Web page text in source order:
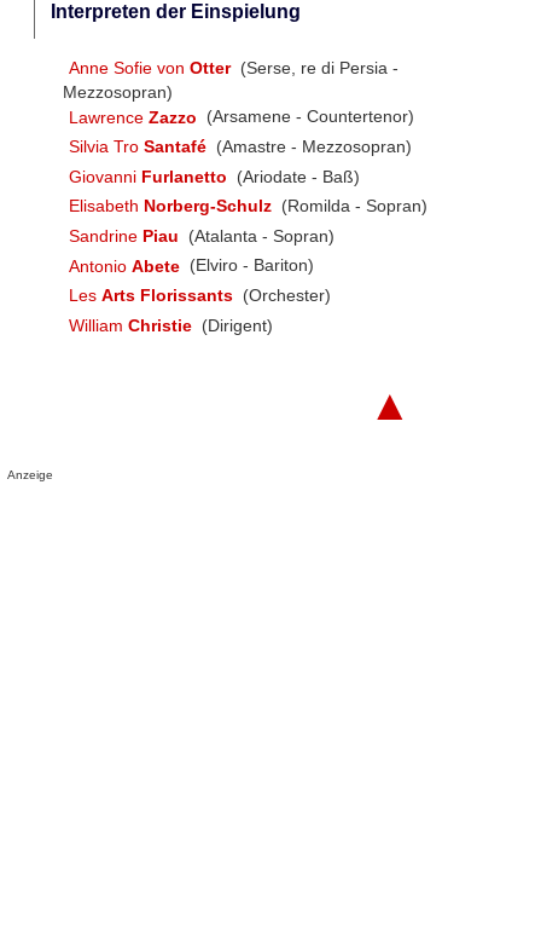
Interpreten der Einspielung
Anne Sofie von Otter (Serse, re di Persia -
Mezzosopran)
Lawrence Zazzo
(Arsamene - Countertenor)
Silvia Tro Santafé (Amastre - Mezzosopran)
Giovanni Furlanetto
(Ariodate - Baß)
Elisabeth Norberg-Schulz (Romilda - Sopran)
Sandrine Piau
(Atalanta - Sopran)
Antonio Abete (Elviro - Bariton)
Les Arts Florissants (Orchester)
William Christie (Dirigent)
▲
Anzeige